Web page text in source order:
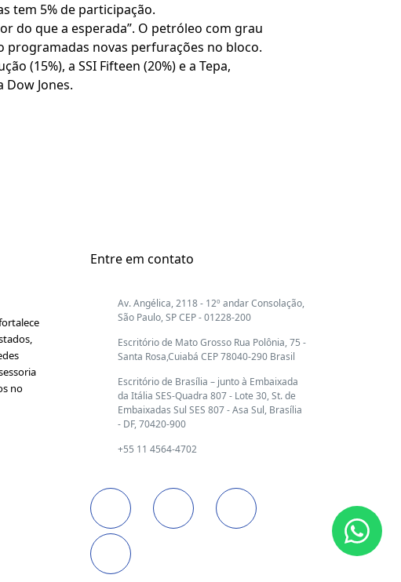
tem 5% de participação.
do que a esperada”. O petróleo com grau
programadas novas perfurações no bloco.
(15%), a SSI Fifteen (20%) e a Tepa,
Dow Jones.
no
Entre em contato
Av. Angélica, 2118 - 12º andar Consolação,
São Paulo, SP CEP - 01228-200
Escritório de Mato Grosso Rua Polônia, 75 -
Santa Rosa,Cuiabá CEP 78040-290 Brasil
Escritório de Brasília – junto à Embaixada
da Itália SES-Quadra 807 - Lote 30, St. de
Embaixadas Sul SES 807 - Asa Sul, Brasília
- DF, 70420-900
+55 11 4564-4702